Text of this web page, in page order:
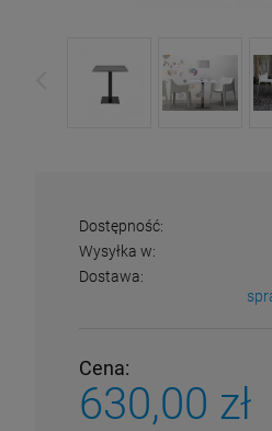
Dostępność:
Wysyłka w:
Dostawa:
Cena nie zawiera ewentualnych
Cena:
630,00 zł